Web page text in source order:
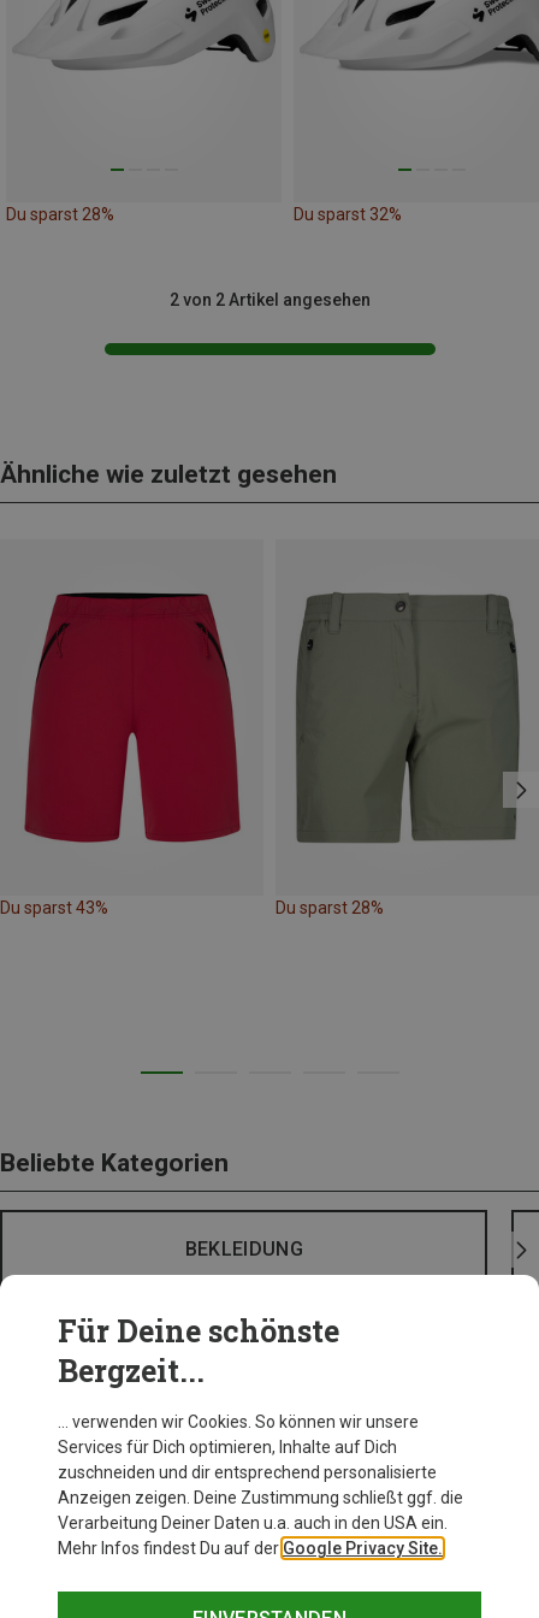
Du sparst 28% Du sparst 32%
2 von 2 Artikel angesehen
Ähnliche wie zuletzt gesehen
Du sparst 43% Du sparst 28%
Beliebte Kategorien
BEKLEIDUNG
Für Deine schönste
Bergzeit...
… verwenden wir Cookies. So können wir unsere
Services für Dich optimieren, Inhalte auf Dich
zuschneiden und dir entsprechend personalisierte
Anzeigen zeigen. Deine Zustimmung schließt ggf. die
Verarbeitung Deiner Daten u.a. auch in den USA ein.
Mehr Infos findest Du auf der Google Privacy Site.